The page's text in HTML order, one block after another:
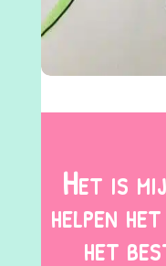
Het is
helpen
het